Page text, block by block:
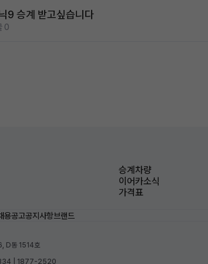
9 승계 받고싶습니다
0
승계차량
이어카소식
가격표
용공고공지사항브랜드
D동 1514호
| 1877-2520